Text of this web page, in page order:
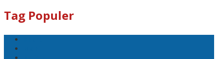
Tag Populer